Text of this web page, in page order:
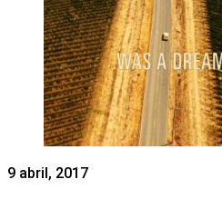
9 abril, 2017